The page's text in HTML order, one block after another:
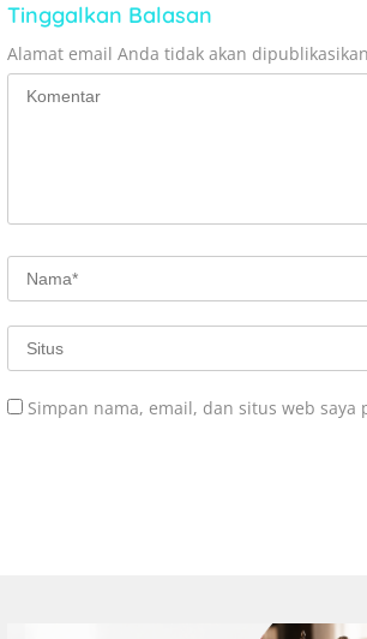
Tinggalkan Balasan
Alamat email Anda tidak akan
Simpan nama, email, dan situs web